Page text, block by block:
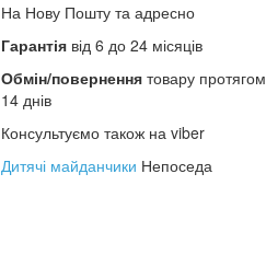
На Нову Пошту та адресно
Гарантія від 6 до 24 місяців
Обмін/повернення товару протягом
14 днів
Консультуємо також на viber
Дитячі майданчики Непоседа